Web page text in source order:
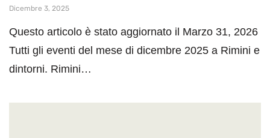
Dicembre 3, 2025
Questo articolo è stato aggiornato il Marzo 31, 2026
Tutti gli eventi del mese di dicembre 2025 a Rimini e
dintorni. Rimini…